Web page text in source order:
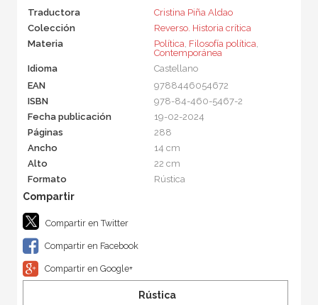
Traductora
Cristina Piña Aldao
Colección
Reverso. Historia crítica
Materia
Política Filosofía política
Contemporánea
Idioma
Castellano
EAN
9788446054672
ISBN
978-84-460-5467-2
Fecha publicación
19-02-2024
Páginas
288
Ancho
14 cm
Alto
22 cm
Formato
Rústica
Compartir en Twitter
Compartir en Facebook
Compartir en Google+
Rústica